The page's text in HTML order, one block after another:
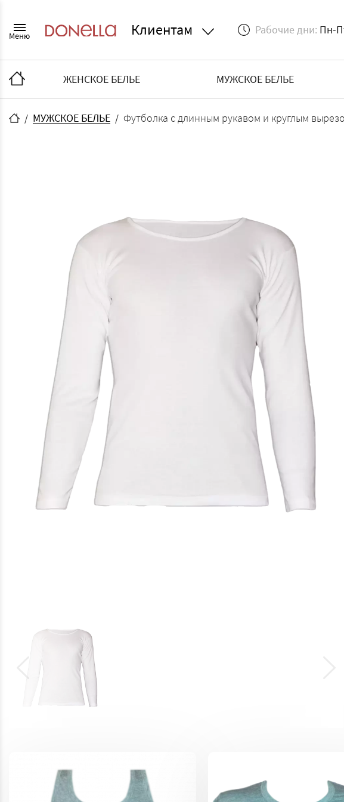
Меню Клиентам Рабочие дни: Пн-
ЖЕНСКОЕ БЕЛЬЕ МУЖСКОЕ БЕЛЬЕ
МУЖСКОЕ БЕЛЬЕ Футболка с длинным рукавом и круглым